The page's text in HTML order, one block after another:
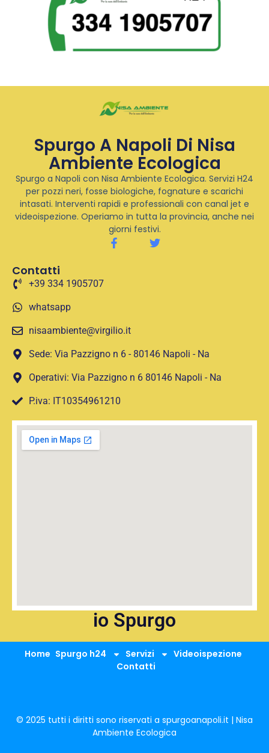
Spurgo A Napoli Di Nisa
Ambiente Ecologica
Spurgo a Napoli con Nisa Ambiente Ecologica. Servizi H24
per pozzi neri, fosse biologiche, fognature e scarichi
intasati. Interventi rapidi e professionali con canal jet e
videoispezione. Operiamo in tutta la provincia, anche nei
giorni festivi.
Contatti
+39 334 1905707
whatsapp
nisaambiente@virgilio.it
Sede: Via Pazzigno n 6 - 80146 Napoli - Na
Operativi: Via Pazzigno n 6 80146 Napoli - Na
P.iva: IT10354961210
io Spurgo
Home Spurgo h24 Servizi
Videoispezione
Contatti
© 2025 tutti i diritti sono riservati a spurgoanapoli.it | Nisa
Ambiente Ecologica